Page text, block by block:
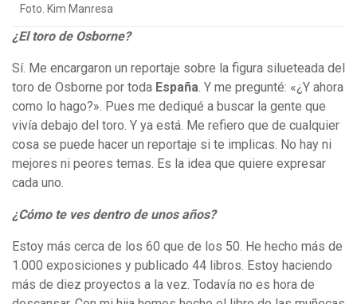
Foto. Kim Manresa
¿El toro de Osborne?
Sí. Me encargaron un reportaje sobre la figura silueteada del
toro de Osborne por toda España. Y me pregunté: «¿Y ahora
como lo hago?». Pues me dediqué a buscar la gente que
vivía debajo del toro. Y ya está. Me refiero que de cualquier
cosa se puede hacer un reportaje si te implicas. No hay ni
mejores ni peores temas. Es la idea que quiere expresar
cada uno.
¿Cómo te ves dentro de unos años?
Estoy más cerca de los 60 que de los 50. He hecho más de
1.000 exposiciones y publicado 44 libros. Estoy haciendo
más de diez proyectos a la vez. Todavía no es hora de